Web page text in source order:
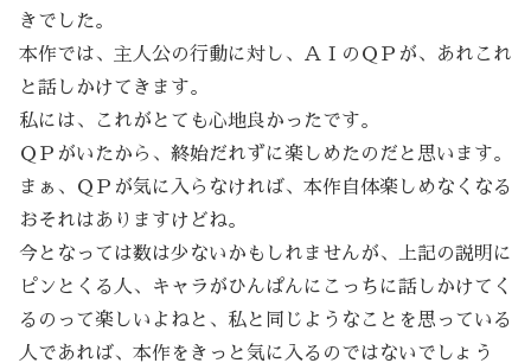
きでした。
本作では、主人公の行動に対し、ＡＩのＱＰが、あれこれ
と話しかけてきます。
私には、これがとても心地良かったです。
ＱＰがいたから、終始だれずに楽しめたのだと思います。
まぁ、ＱＰが気に入らなければ、本作自体楽しめなくなる
おそれはありますけどね。
今となっては数は少ないかもしれませんが、上記の説明に
ピンとくる人、キャラがひんぱんにこっちに話しかけてく
るのって楽しいよねと、私と同じようなことを思っている
人であれば、本作をきっと気に入るのではないでしょう